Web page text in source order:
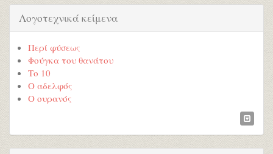
Λογοτεχνικά κείμενα
Περί φύσεως
Φούγκα του θανάτου
Το 10
Ο αδελφός
Ο ουρανός